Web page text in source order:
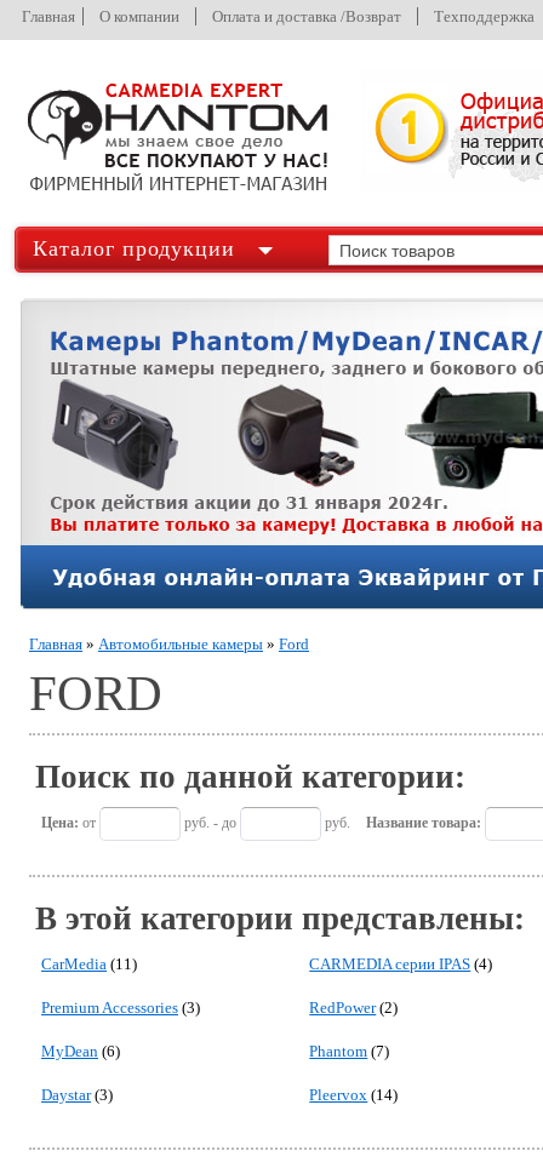
Главная О компании Оплата и доставка /Возврат Техподдержка
Каталог продукции
Главная » Автомобильные камеры » Ford
FORD
Поиск по данной категории:
Цена: от руб. - до руб. Название товара:
В этой категории представлены:
CarMedia (11) CARMEDIA серии IPAS (4)
Premium Accessories (3) RedPower(2)
MyDean (6) Phantom (7)
Daystar(3) Pleervox (14)